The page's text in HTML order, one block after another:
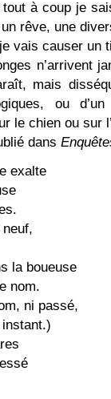
à coup je
rêve, une
vais causer un
n’arrivent
mais
ou
le chien ou sur
dans
exalte
la boueuse
nom.
ni passé,
instant.)